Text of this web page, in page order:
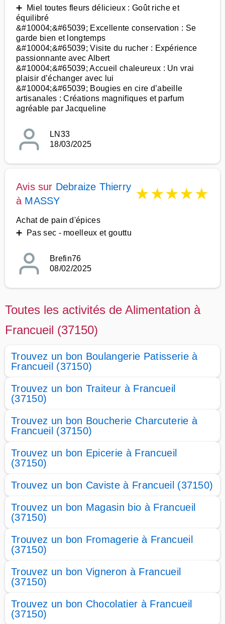
➕ Miel toutes fleurs délicieux : Goût riche et
équilibré
&#10004;&#65039; Excellente conservation : Se
garde bien et longtemps
&#10004;&#65039; Visite du rucher : Expérience
passionnante avec Albert
&#10004;&#65039; Accueil chaleureux : Un vrai
plaisir d’échanger avec lui
&#10004;&#65039; Bougies en cire d’abeille
artisanales : Créations magnifiques et parfum
agréable par Jacqueline
LN33
18/03/2025
Avis sur Debraize Thierry
à MASSY ★★★★★
Achat de pain d'épices
➕ Pas sec - moelleux et gouttu
Brefin76
08/02/2025
Toutes les activités de Alimentation à
Francueil (37150)
Trouvez un bon Boulangerie Patisserie à
Francueil (37150)
Trouvez un bon Traiteur à Francueil
(37150)
Trouvez un bon Boucherie Charcuterie à
Francueil (37150)
Trouvez un bon Epicerie à Francueil
(37150)
Trouvez un bon Caviste à Francueil (37150)
Trouvez un bon Magasin bio à Francueil
(37150)
Trouvez un bon Fromagerie à Francueil
(37150)
Trouvez un bon Vigneron à Francueil
(37150)
Trouvez un bon Chocolatier à Francueil
(37150)